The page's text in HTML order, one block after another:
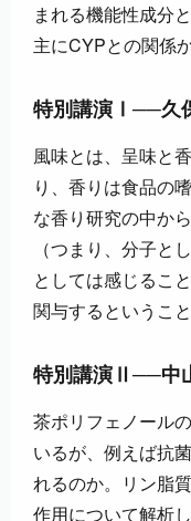
まれる機能性成分
主にCYPとの関係
特別講演Ⅰ──久
風味とは、呈味と
り、香りは食品の
な香り研究の中か
（つまり、分子と
としては感じるこ
関与するというこ
特別講演Ⅱ──中
茶ポリフェノール
いるが、例えば抗
れるのか。リン脂
作用について解析